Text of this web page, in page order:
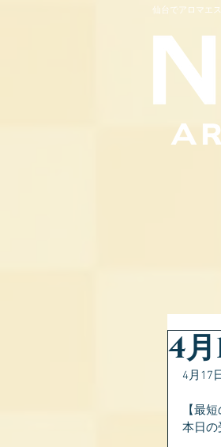
仙台でアロマエ
4
4月17
【最
本日の